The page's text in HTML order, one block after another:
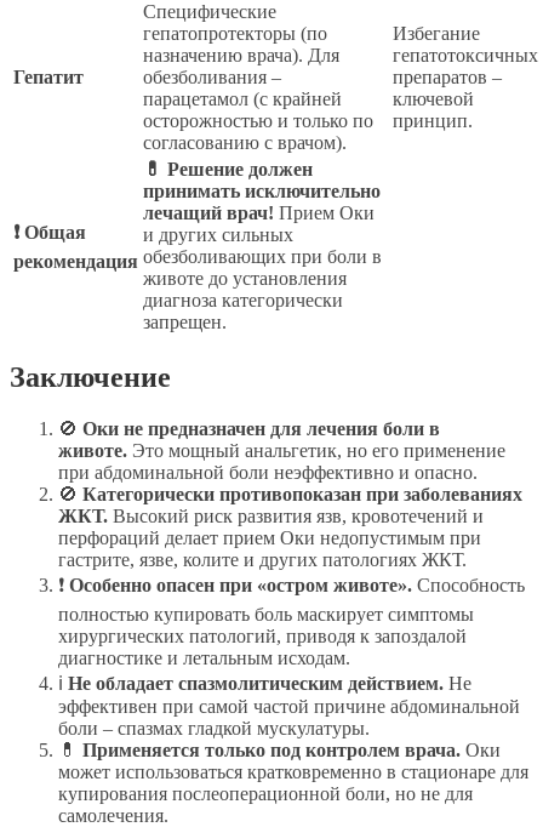
Гепатит
Специфические
гепатопротекторы (по
назначению врача). Для
обезболивания –
парацетамол (с крайней
осторожностью и только по
согласованию с врачом).
Избегание
гепатотоксичных
препаратов –
ключевой
принцип.
❗ Общая
рекомендация
💊 Решение должен
принимать исключительно
лечащий врач! Прием Оки
и других сильных
обезболивающих при боли в
животе до установления
диагноза категорически
запрещен.
Заключение
🚫 Оки не предназначен для лечения боли в
животе. Это мощный анальгетик, но его применение
при абдоминальной боли неэффективно и опасно.
🚫 Категорически противопоказан при заболеваниях
ЖКТ. Высокий риск развития язв, кровотечений и
перфораций делает прием Оки недопустимым при
гастрите, язве, колите и других патологиях ЖКТ.
❗ Особенно опасен при «остром животе». Способность
полностью купировать боль маскирует симптомы
хирургических патологий, приводя к запоздалой
диагностике и летальным исходам.
ℹ️ Не обладает спазмолитическим действием. Не
эффективен при самой частой причине абдоминальной
боли – спазмах гладкой мускулатуры.
💊 Применяется только под контролем врача. Оки
может использоваться кратковременно в стационаре для
купирования послеоперационной боли, но не для
самолечения.